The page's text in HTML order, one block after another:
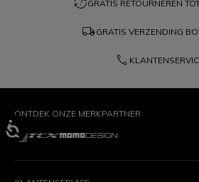
GRATIS RETOURNEREN
local_shipping GRATIS VERZENDING
phone
ONTDEK ONZE MERKPARTNER